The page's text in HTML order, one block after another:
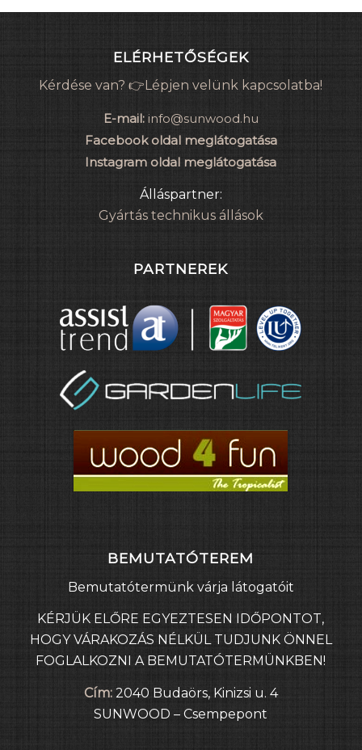
ELÉRHETŐSÉGEK
Kérdése van? 👉Lépjen velünk kapcsolatba!
E-mail: info@sunwood.hu
Facebook oldal meglátogatása
Instagram oldal meglátogatása
Álláspartner:
Gyártás technikus állások
PARTNEREK
BEMUTATÓTEREM
Bemutatótermünk várja látogatóit
KÉRJÜK ELŐRE EGYEZTESEN IDŐPONTOT,
HOGY VÁRAKOZÁS NÉLKÜL TUDJUNK ÖNNEL
FOGLALKOZNI A BEMUTATÓTERMÜNKBEN!
Cím:2040 Budaörs, Kinizsi u. 4
SUNWOOD – Csempepont